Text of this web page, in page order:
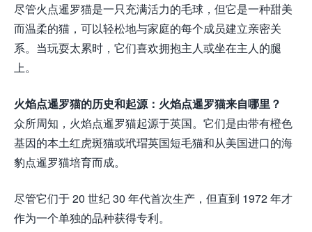
尽管火点暹罗猫是一只充满活力的毛球，但它是一种甜美
而温柔的猫，可以轻松地与家庭的每个成员建立亲密关
系。当玩耍太累时，它们喜欢拥抱主人或坐在主人的腿
上。
火焰点暹罗猫的历史和起源：火焰点暹罗猫来自哪里？
众所周知，火焰点暹罗猫起源于英国。它们是由带有橙色
基因的本土红虎斑猫或玳瑁英国短毛猫和从美国进口的海
豹点暹罗猫培育而成。
尽管它们于 20 世纪 30 年代首次生产，但直到 1972 年才
作为一个单独的品种获得专利。